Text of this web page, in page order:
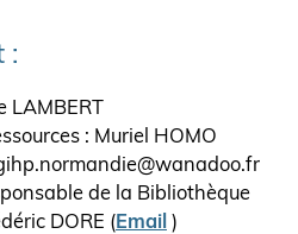
:
: Muriel HOMO
de la Bibliothèque
DORE ( Email )